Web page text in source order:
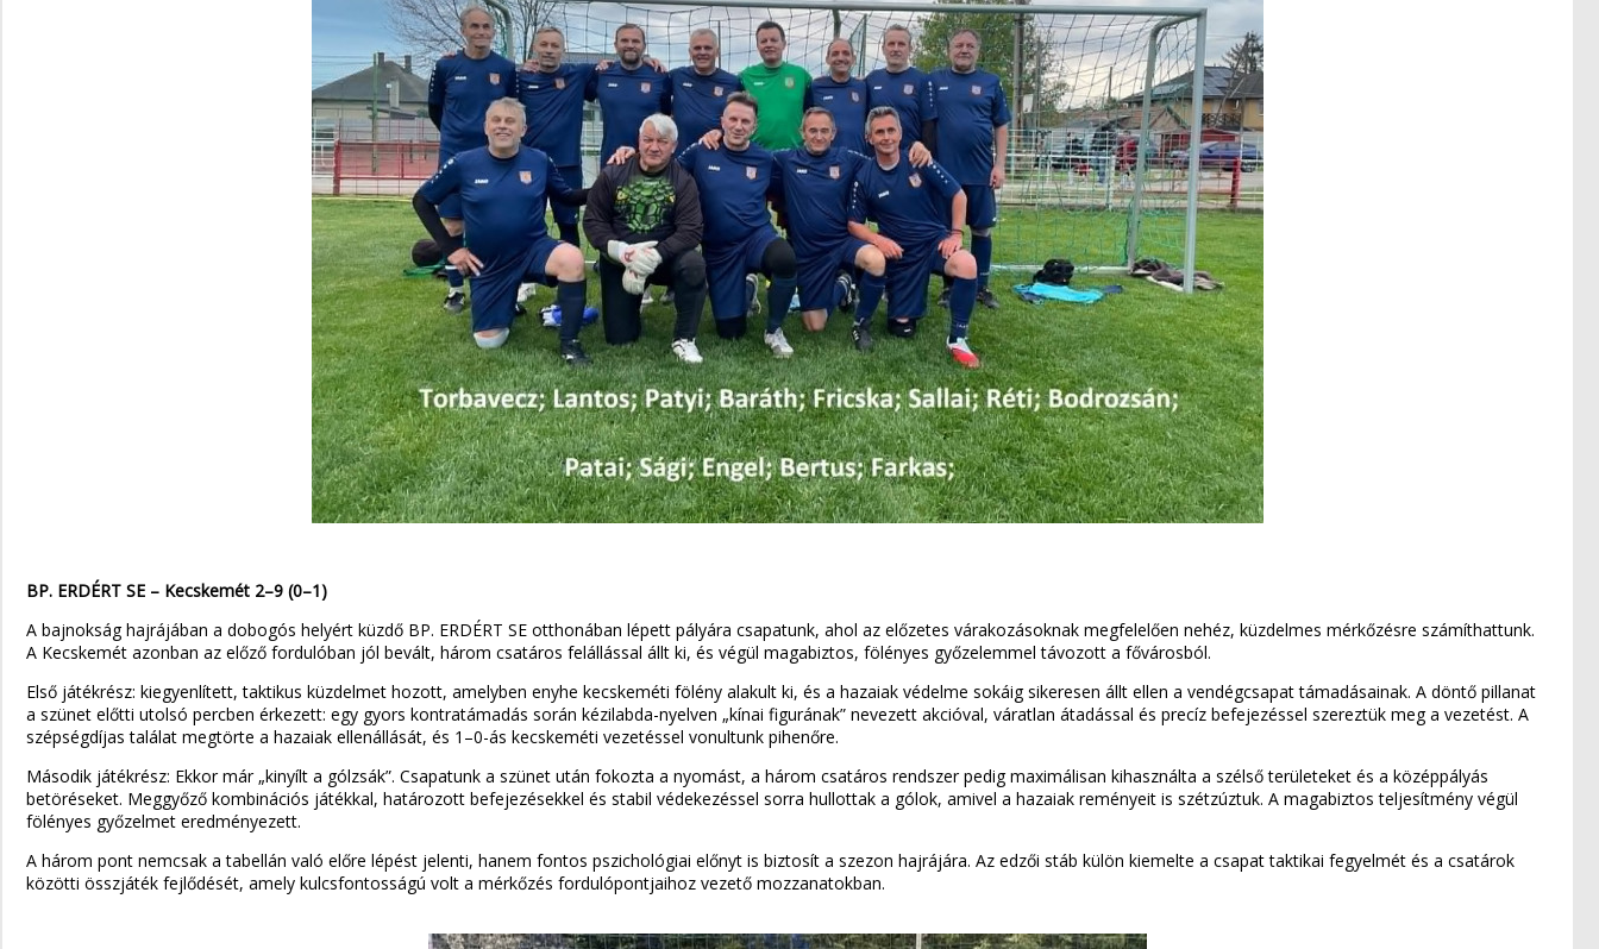
BP. ERDÉRT SE – Kecskemét 2–9 (0–1)
A bajnokság hajrájában a dobogós helyért küzdő BP. ERDÉRT SE otthonában lépett pályára csapatunk, ahol az előzetes várakozásoknak megfelelően nehéz, küzdelmes mérkőzésre számíthattunk.
A Kecskemét azonban az előző fordulóban jól bevált, három csatáros felállással állt ki, és végül magabiztos, fölényes győzelemmel távozott a fővárosból.
Első játékrész: kiegyenlített, taktikus küzdelmet hozott, amelyben enyhe kecskeméti fölény alakult ki, és a hazaiak védelme sokáig sikeresen állt ellen a vendégcsapat támadásainak. A döntő pillanat
a szünet előtti utolsó percben érkezett: egy gyors kontratámadás során kézilabda-nyelven „kínai figurának” nevezett akcióval, váratlan átadással és precíz befejezéssel szereztük meg a vezetést. A
szépségdíjas találat megtörte a hazaiak ellenállását, és 1–0-ás kecskeméti vezetéssel vonultunk pihenőre.
Második játékrész: Ekkor már „kinyílt a gólzsák”. Csapatunk a szünet után fokozta a nyomást, a három csatáros rendszer pedig maximálisan kihasználta a szélső területeket és a középpályás
betöréseket. Meggyőző kombinációs játékkal, határozott befejezésekkel és stabil védekezéssel sorra hullottak a gólok, amivel a hazaiak reményeit is szétzúztuk. A magabiztos teljesítmény végül
fölényes győzelmet eredményezett.
A három pont nemcsak a tabellán való előre lépést jelenti, hanem fontos pszichológiai előnyt is biztosít a szezon hajrájára. Az edzői stáb külön kiemelte a csapat taktikai fegyelmét és a csatárok
közötti összjáték fejlődését, amely kulcsfontosságú volt a mérkőzés fordulópontjaihoz vezető mozzanatokban.